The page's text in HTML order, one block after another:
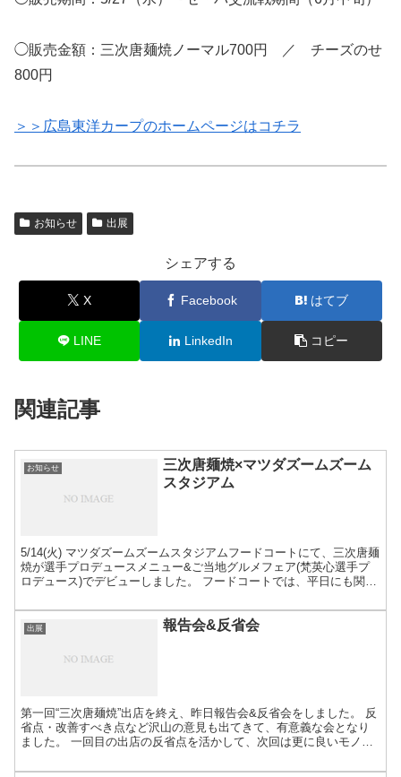
◯販売金額：三次唐麺焼ノーマル700円 ／ チーズのせ
800円
＞＞広島東洋カープのホームページはコチラ
お知らせ 出展
シェアする
X Facebook はてブ
LINE LinkedIn コピー
関連記事
お知らせ
三次唐麺焼×マツダズームズーム
スタジアム
5/14(火) マツダズームズームスタジアムフードコートにて、三次唐麺
焼が選手プロデュースメニュー&ご当地グルメフェア(梵英心選手プ
ロデュース)でデビューしました。 フードコートでは、平日にも関わ
出展 報告会&反省会
第一回“三次唐麺焼”出店を終え、昨日報告会&反省会をしました。 反
省点・改善すべき点など沢山の意見も出てきて、有意義な会となり
ました。 一回目の出店の反省点を活かして、次回は更に良いモノを